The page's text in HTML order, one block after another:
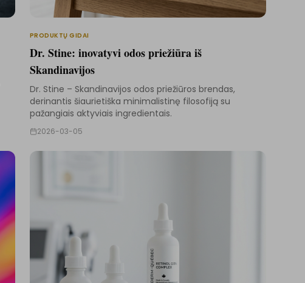
PRODUKTŲ GIDAI
Dr. Stine: inovatyvi odos priežiūra iš
Skandinavijos
Dr. Stine – Skandinavijos odos priežiūros brendas,
derinantis šiaurietiška minimalistinę filosofiją su
pažangiais aktyviais ingredientais.
2026-03-05